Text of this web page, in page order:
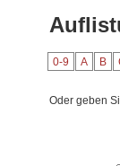
0-9 A B
Oder geben